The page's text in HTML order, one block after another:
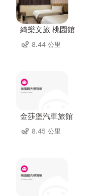
綺樂文旅 桃園館
8.44 公里
金莎堡汽車旅館
8.45 公里